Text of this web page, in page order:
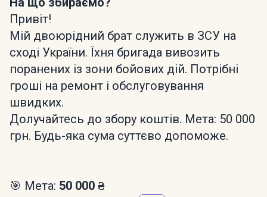
Привіт!
Мій двоюрідний брат служить в ЗСУ на
сході України. Їхня бригада вивозить
поранених із зони бойових дій. Потрібні
гроші на ремонт і обслуговування
швидких.
Долучайтесь до збору коштів. Мета: 50 000
грн. Будь-яка сума суттєво допоможе.
🎯 Мета: 50 000 ₴